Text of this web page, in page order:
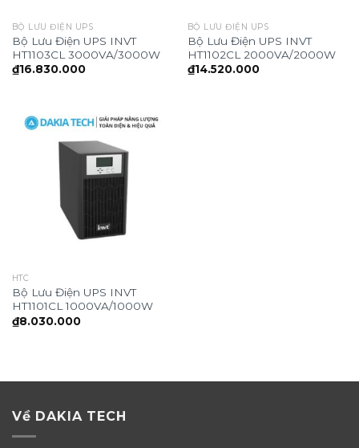
BỘ LƯU ĐIỆN UPS
Bộ Lưu Điện UPS INVT
HT1103CL 3000VA/3000W
₫16.830.000
BỘ LƯU ĐIỆN UPS
Bộ Lưu Điện UPS INVT
HT1102CL 2000VA/2000W
₫14.520.000
HTC
Bộ Lưu Điện UPS INVT
HT1101CL 1000VA/1000W
₫8.030.000
Về DAKIA TECH